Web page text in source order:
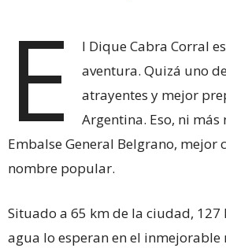
E
l Dique Cabra Corral
aventura. Quizá uno
atrayentes y mejor
Argentina. Eso, ni más
Embalse General Belgrano, mejor
nombre popular.
Situado a 65 km de la ciudad,
agua lo esperan en el inmejorable